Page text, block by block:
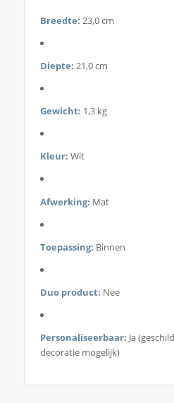
Breedte: 23,0 cm
Diepte: 21,0 cm
Gewicht: 1,3 kg
Kleur: Wit
Afwerking: Mat
Toepassing: Binnen
Duo product: Nee
Personaliseerbaar: Ja
decoratie mogelijk)